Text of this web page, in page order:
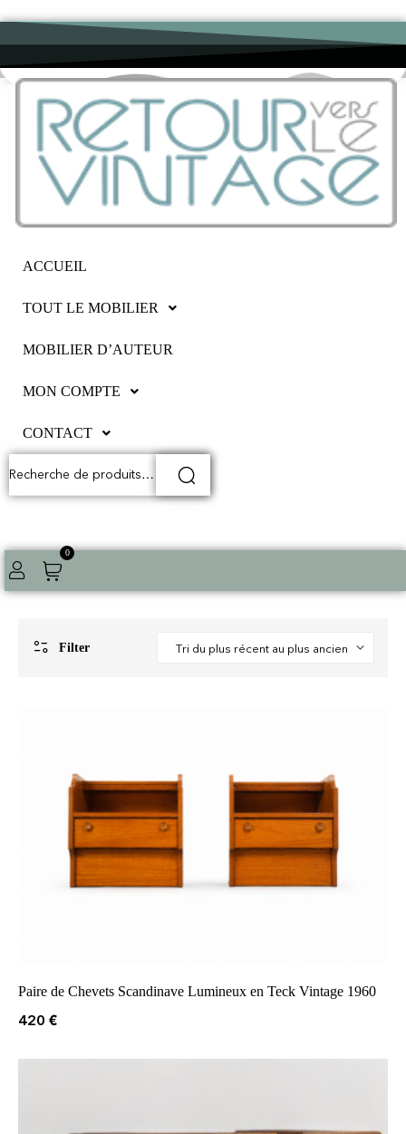
ACCUEIL
TOUT LE MOBILIER
MOBILIER D’AUTEUR
MON COMPTE
CONTACT
0
Filter
Paire de Chevets Scandinave Lumineux en Teck Vintage 1960
420 €